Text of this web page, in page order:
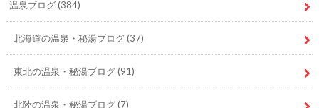
温泉ブログ(384)
北海道の温泉・秘湯ブログ(37)
東北の温泉・秘湯ブログ(91)
北陸の温泉・秘湯ブログ(7)